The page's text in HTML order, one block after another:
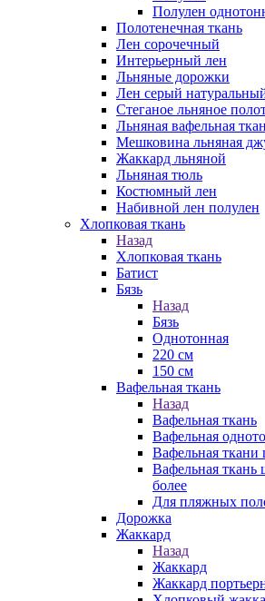
Полулен
Полотенечная ткань
Лен сорочечный
Интерьерный лен
Льняные дорожки
Лен серый
Стеганое льняное
Льняная вафельная
Мешковина льняная
Жаккард льняной
Льняная тюль
Костюмный лен
Набивной лен полулен
Хлопковая ткань
Назад
Хлопковая ткань
Батист
Бязь
Назад
Бязь
Однотонная
220 см
150 см
Вафельная ткань
Назад
Вафельная ткань
Вафельная
Вафельная
Вафельная
более
Для пляжных
Дорожка
Жаккард
Назад
Жаккард
Жаккард